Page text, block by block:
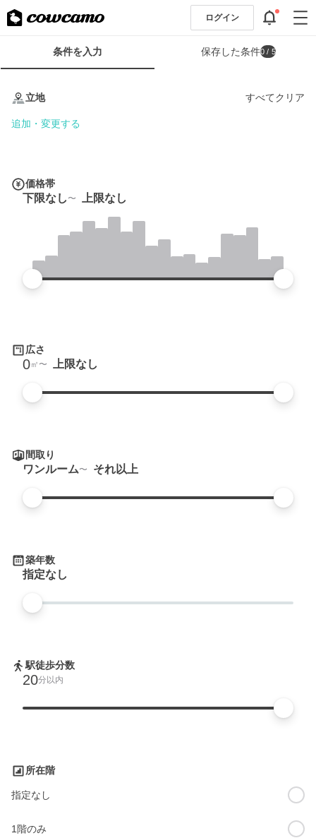
ログイン
条
条件を入力 保存した条件0 / 5
立地 すべてクリア
追加・変更する
価格帯
下限なし 上限なし
広さ
0㎡ 上限なし
間取り
ワンルーム それ以上
築年数
指定なし
駅徒歩分数
20分以内
所在階
指定なし
1階のみ